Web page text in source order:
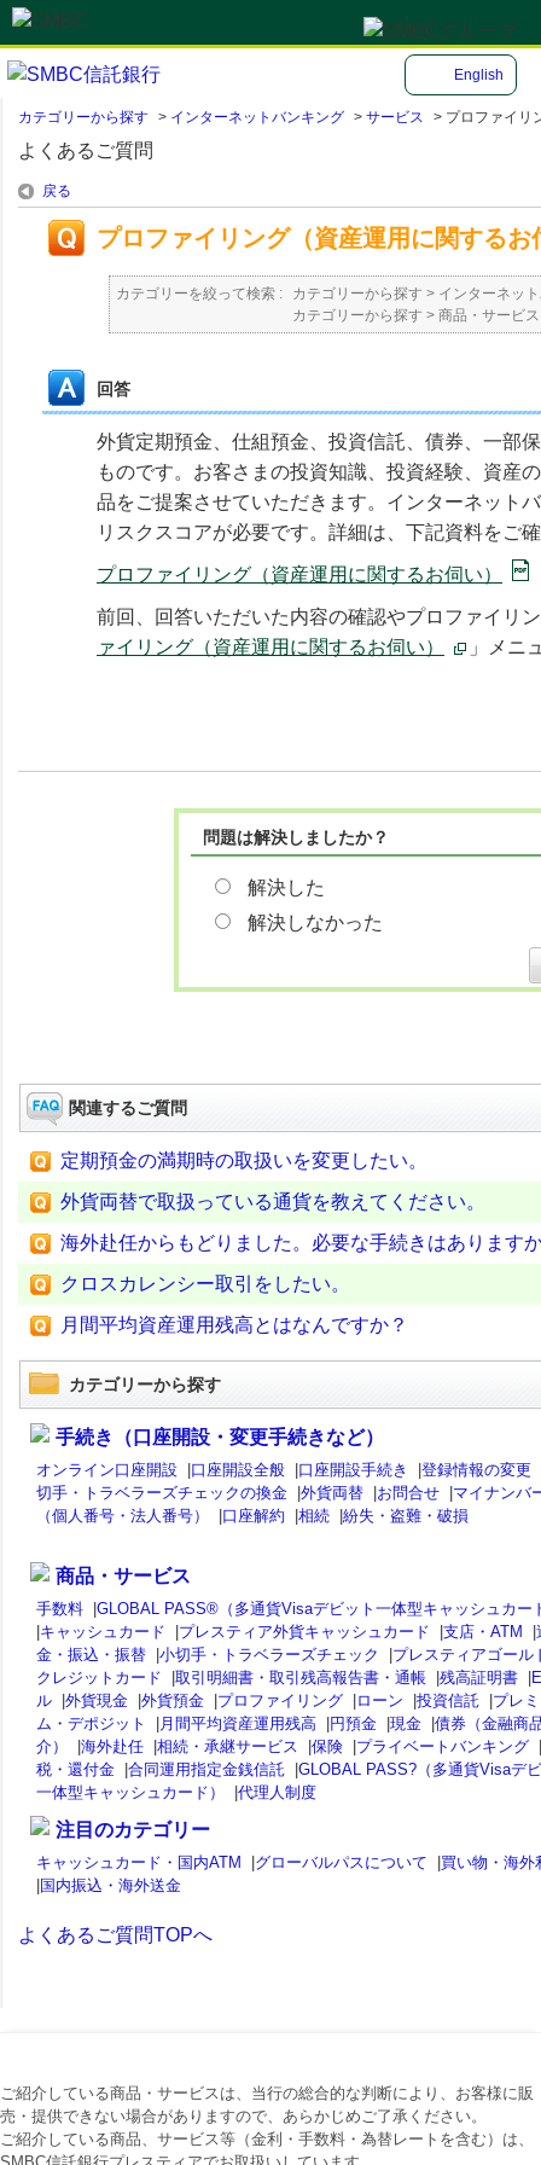
English
カテゴリーから探す > インターネットバンキング > サービス > プロファイリ
よくあるご質問
戻る
プロファイリング（資産運用に関する
カテゴリーを絞って検索 : カテゴリーから探す > インターネッ
カテゴリーから探す > 商品・サービス
回答
外貨定期預金、仕組預金、投資信託、債券、一部
ものです。お客さまの投資知識、投資経験、資産
品をご提案させていただきます。インターネット
リスクスコアが必要です。詳細は、下記資料をご
プロファイリング（資産運用に関するお伺い）
前回、回答いただいた内容の確認やプロファイリ
ァイリング（資産運用に関するお伺い）
」メニ
問題は解決しましたか？
解決した
解決しなかった
関連するご質問
定期預金の満期時の取扱いを変更したい。
外貨両替で取扱っている通貨を教えてください。
海外赴任からもどりました。必要な手続きはあります
クロスカレンシー取引をしたい。
月間平均資産運用残高とはなんですか？
カテゴリーから探す
手続き（口座開設・変更手続きなど）
オンライン口座開設 |口座開設全般 |口座開設手続き |登録情報の変更
切手・トラベラーズチェックの換金 |外貨両替 |お問合せ |マイナンバ
（個人番号・法人番号）
|口座解約 |相続 |紛失・盗難・破損
商品・サービス
手数料 |GLOBAL PASS®（多通貨Visaデビット一体型キャッシュカー
|キャッシュカード |プレスティア外貨キャッシュカード |支店・ATM |
金・振込・振替 |小切手・トラベラーズチェック |プレスティアゴール
クレジットカード
|取引明細書・取引残高報告書・通帳 |残高証明書 |
ル |外貨現金 |外貨預金 |プロファイリング |ローン |投資信託 |プレ
ム・デポジット
| 月間平均資産運用残高 |円預金 |現金 |債券（金融商
介）
|海外赴任 |相続・承継サービス |保険 |プライベートバンキング |
税・還付金 |合同運用指定金銭信託 |GLOBAL PASS?（多通貨Visaデ
一体型キャッシュカード）
|代理人制度
注目のカテゴリー
キャッシュカード・国内ATM |グローバルパスについて |買い物・海外
|国内振込・海外送金
よくあるご質問TOPへ
ご紹介している商品・サービスは、当行の総合的な判断により、お客様に販
売・提供できない場合がありますので、あらかじめご了承ください。
ご紹介している商品、サービス等（金利・手数料・為替レートを含む）は、